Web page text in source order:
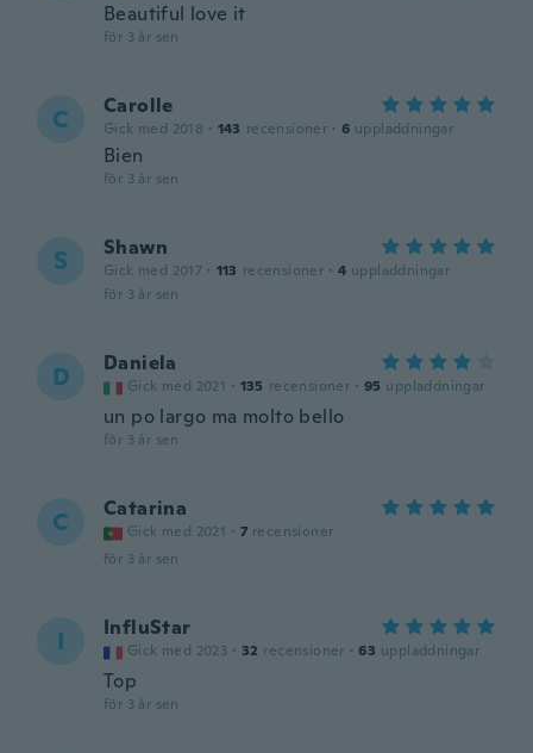
Beautiful love it
för 3 år sen
C Carolle
Gick med 2018 · 143 recensioner · 6 uppladdningar
Bien
för 3 år sen
S Shawn
Gick med 2017 · 113 recensioner · 4 uppladdningar
för 3 år sen
D Daniela
Gick med 2021 · 135 recensioner · 95 uppladdningar
un po largo ma molto bello
för 3 år sen
C Catarina
Gick med 2021 · 7 recensioner
för 3 år sen
I InfluStar
Gick med 2023 · 32 recensioner · 63 uppladdningar
Top
för 3 år sen